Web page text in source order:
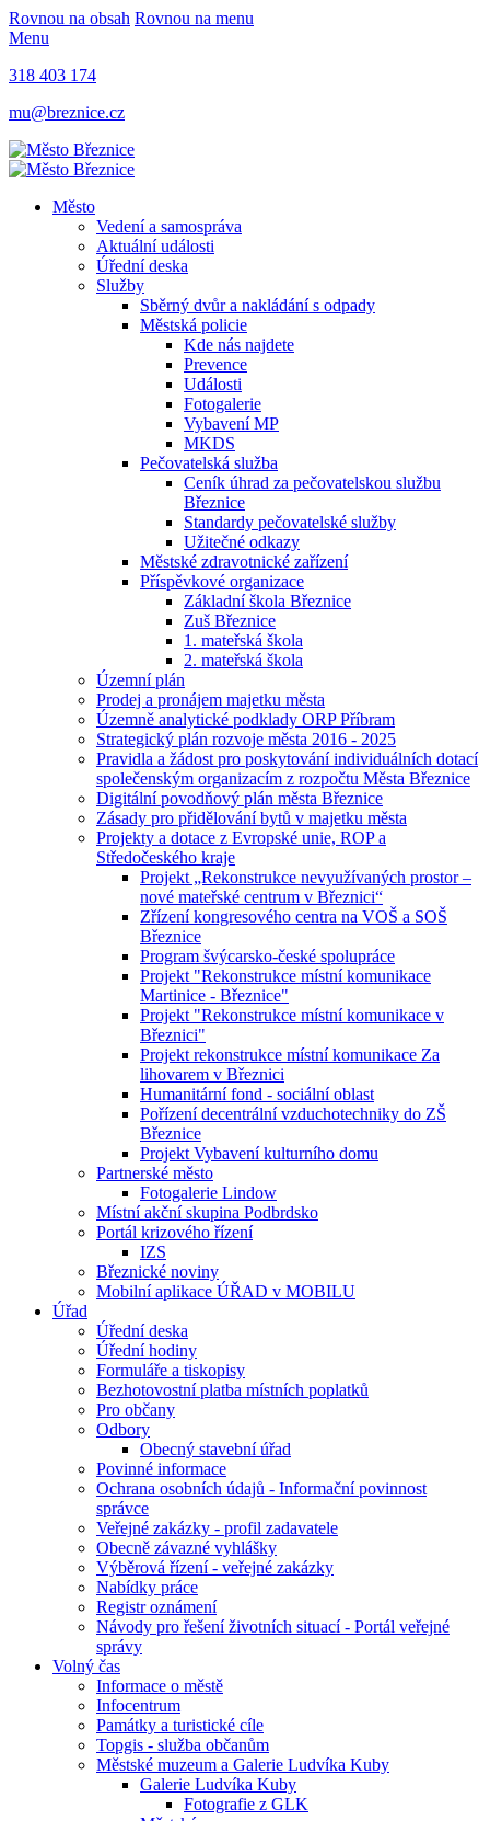
Rovnou na obsah Rovnou na menu
Menu
318 403 174
mu@breznice.cz
Město
Vedení a samospráva
Aktuální události
Úřední deska
Služby
Sběrný dvůr a nakládání s odpady
Městská policie
Kde nás najdete
Prevence
Události
Fotogalerie
Vybavení MP
MKDS
Pečovatelská služba
Ceník úhrad za pečovatelskou službu
Březnice
Standardy pečovatelské služby
Užitečné odkazy
Městské zdravotnické zařízení
Příspěvkové organizace
Základní škola Březnice
Zuš Březnice
1. mateřská škola
2. mateřská škola
Územní plán
Prodej a pronájem majetku města
Územně analytické podklady ORP Příbram
Strategický plán rozvoje města 2016 - 2025
Pravidla a žádost pro poskytování individuálních dotací
společenským organizacím z rozpočtu Města Březnice
Digitální povodňový plán města Březnice
Zásady pro přidělování bytů v majetku města
Projekty a dotace z Evropské unie, ROP a
Středočeského kraje
Projekt „Rekonstrukce nevyužívaných prostor –
nové mateřské centrum v Březnici“
Zřízení kongresového centra na VOŠ a SOŠ
Březnice
Program švýcarsko-české spolupráce
Projekt "Rekonstrukce místní komunikace
Martinice - Březnice"
Projekt "Rekonstrukce místní komunikace v
Březnici"
Projekt rekonstrukce místní komunikace Za
lihovarem v Březnici
Humanitární fond - sociální oblast
Pořízení decentrální vzduchotechniky do ZŠ
Březnice
Projekt Vybavení kulturního domu
Partnerské město
Fotogalerie Lindow
Místní akční skupina Podbrdsko
Portál krizového řízení
IZS
Březnické noviny
Mobilní aplikace ÚŘAD v MOBILU
Úřad
Úřední deska
Úřední hodiny
Formuláře a tiskopisy
Bezhotovostní platba místních poplatků
Pro občany
Odbory
Obecný stavební úřad
Povinné informace
Ochrana osobních údajů - Informační povinnost
správce
Veřejné zakázky - profil zadavatele
Obecně závazné vyhlášky
Výběrová řízení - veřejné zakázky
Nabídky práce
Registr oznámení
Návody pro řešení životních situací - Portál veřejné
správy
Volný čas
Informace o městě
Infocentrum
Památky a turistické cíle
Topgis - služba občanům
Městské muzeum a Galerie Ludvíka Kuby
Galerie Ludvíka Kuby
Fotografie z GLK